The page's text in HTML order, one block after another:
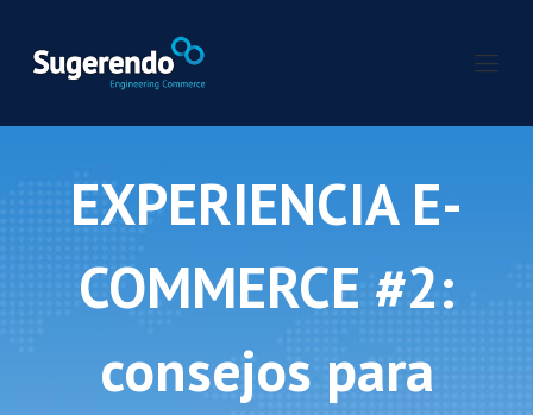
EXPERIENCIA E-
COMMERCE #2:
consejos para